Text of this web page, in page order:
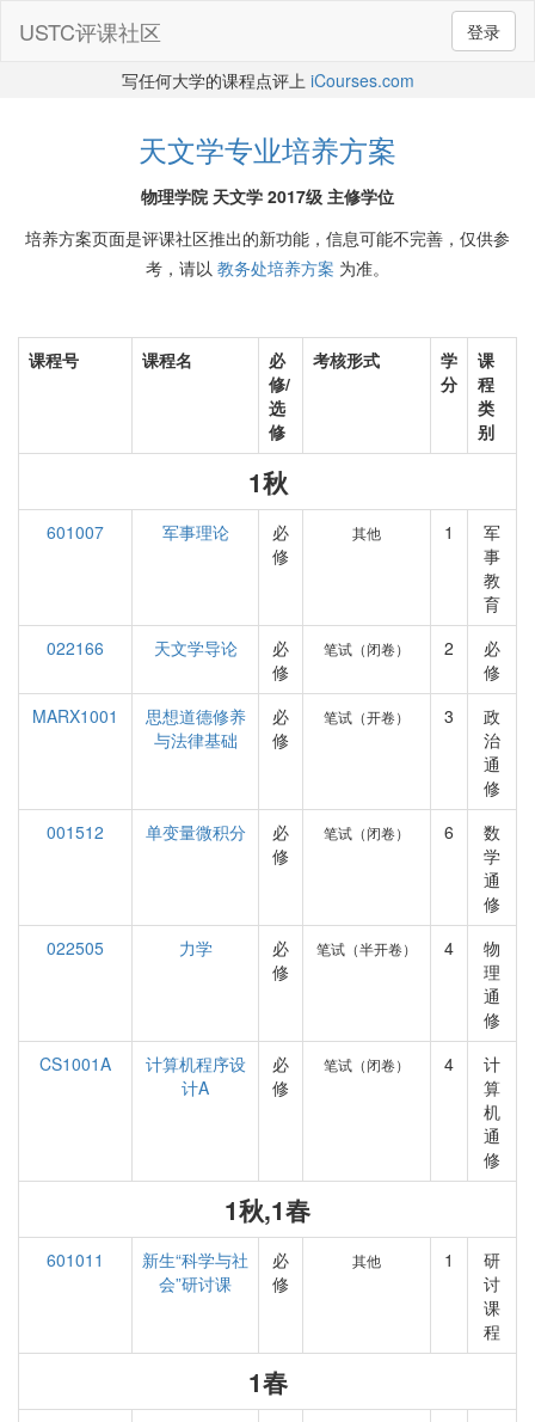
登录
USTC评课社区
写任何大学的课程点评上 iCourses.com
天文学专业培养方案
物理学院 天文学 2017级 主修学位
培养方案页面是评课社区推出的新功能，信息可能不完善，仅供参
考，请以 教务处培养方案 为准。
课程号 课程名
必
修/
选
修
考核形式
学
分
课
程
类
别
1秋
601007 军事理论
必
修
其他 1
军
事
教
育
022166
天文学导论
必
修
笔试（闭卷） 2
必
修
MARX1001
思想道德修养
与法律基础
必
修
笔试（开卷） 3
政
治
通
修
001512
单变量微积分
必
修
笔试（闭卷） 6
数
学
通
修
022505
力学
必
修
笔试（半开卷） 4
物
理
通
修
CS1001A
计算机程序设
计A
必
修
笔试（闭卷） 4
计
算
机
通
修
1秋,1春
601011
新生“科学与社
会”研讨课
必
修
其他 1
研
讨
课
程
1春